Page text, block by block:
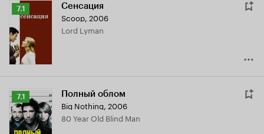
Рейтинг
Кинопоиска
7.1
7.1 Сенсация
Scoop, 2006
Lord Lyman
Рейтинг
Кинопоиска
7.1
7.1 Полный облом
Big Nothing, 2006
80 Year Old Blind Man